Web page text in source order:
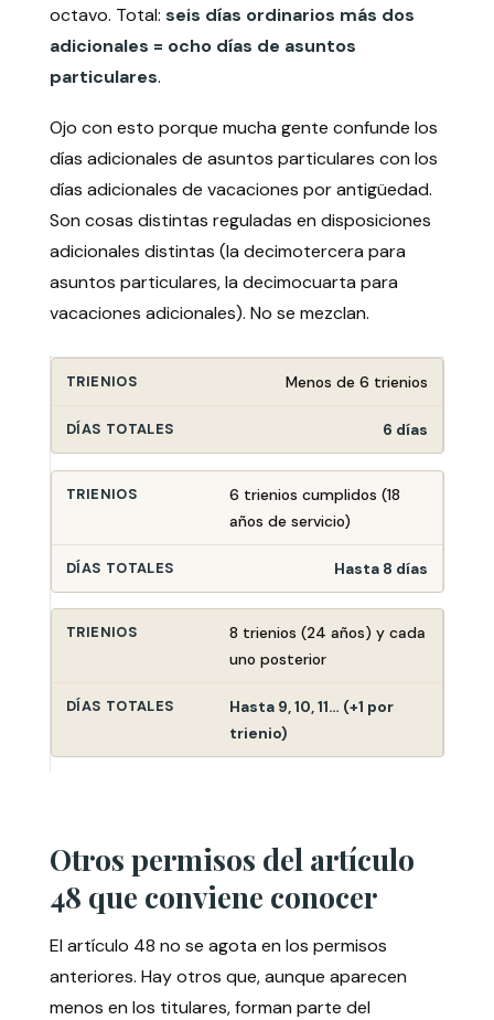
octavo. Total: seis días ordinarios más dos
adicionales = ocho días de asuntos
particulares.
Ojo con esto porque mucha gente confunde los
días adicionales de asuntos particulares con los
días adicionales de vacaciones por antigüedad.
Son cosas distintas reguladas en disposiciones
adicionales distintas (la decimotercera para
asuntos particulares, la decimocuarta para
vacaciones adicionales). No se mezclan.
Menos de 6 trienios
6 días
6 trienios cumplidos (18
años de servicio)
Hasta 8 días
8 trienios (24 años) y cada
uno posterior
Hasta 9, 10, 11… (+1 por
trienio)
Otros permisos del artículo
48 que conviene conocer
El artículo 48 no se agota en los permisos
anteriores. Hay otros que, aunque aparecen
menos en los titulares, forman parte del